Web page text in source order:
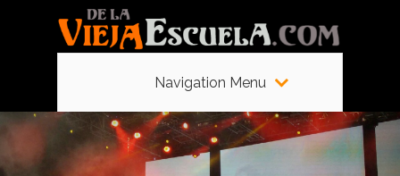
Navigation Menu